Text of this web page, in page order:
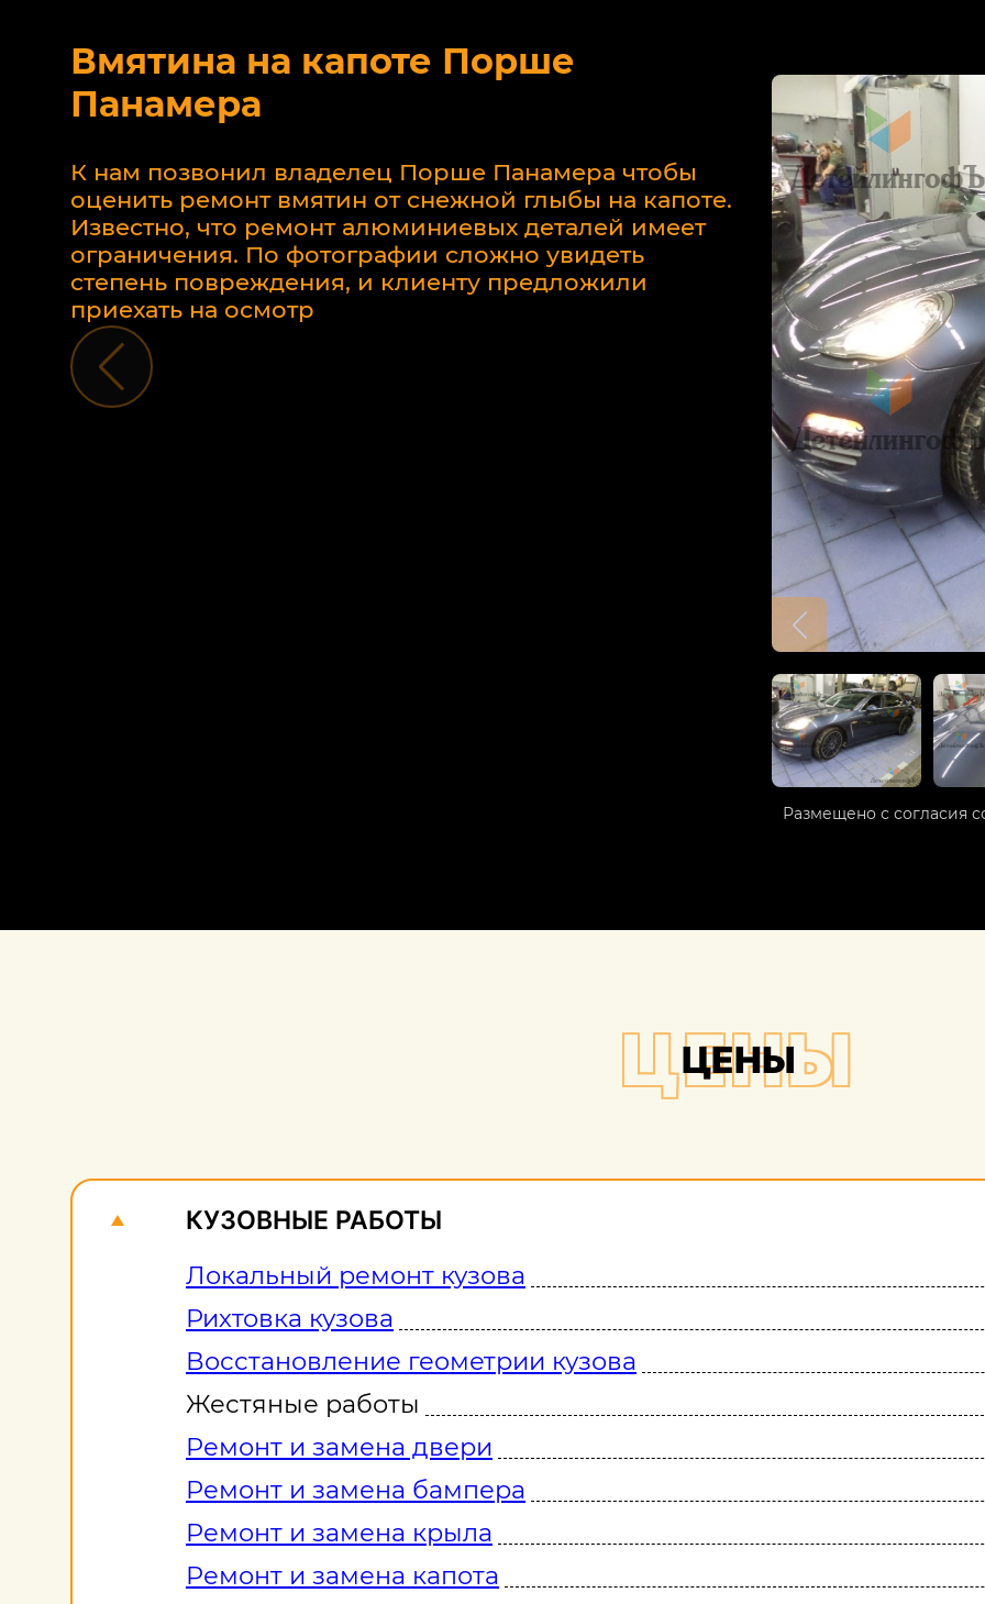
Вмятина на капоте Порше
Панамера
К нам позвонил владелец Порше Панамера чтобы
оценить ремонт вмятин от снежной глыбы на капоте.
Известно, что ремонт алюминиевых деталей имеет
ограничения. По фотографии сложно увидеть
степень повреждения, и клиенту предложили
приехать на осмотр
Размещено с согласия
ЦЕНЫ
ЦЕНЫ
КУЗОВНЫЕ РАБОТЫ
Локальный ремонт кузова
Рихтовка кузова
Восстановление геометрии кузова
Жестяные работы
Ремонт и замена двери
Ремонт и замена бампера
Ремонт и замена крыла
Ремонт и замена капота